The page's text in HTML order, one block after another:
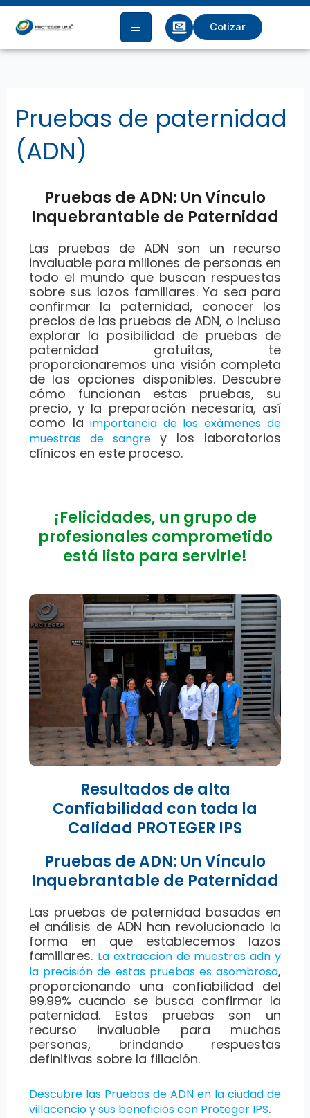
Ir
contenido
Cotizar
Pruebas de paternidad
(ADN)
Pruebas de ADN: Un Vínculo
Inquebrantable de Paternidad
Las pruebas de ADN son un recurso
invaluable para millones de personas en
todo el mundo que buscan respuestas
sobre sus lazos familiares. Ya sea para
confirmar la paternidad, conocer los
precios de las pruebas de ADN, o incluso
explorar la posibilidad de pruebas de
paternidad gratuitas, te
proporcionaremos una visión completa
de las opciones disponibles. Descubre
cómo funcionan estas pruebas, su
precio, y la preparación necesaria, así
como la importancia de los exámenes de
muestras de sangrey los laboratorios
clínicos en este proceso.
¡Felicidades, un grupo de
profesionales comprometido
está listo para servirle!
Resultados de alta
Confiabilidad con toda la
Calidad PROTEGER IPS
Pruebas de ADN: Un Vínculo
Inquebrantable de Paternidad
Las pruebas de paternidad basadas en
el análisis de ADN han revolucionado la
forma en que establecemos lazos
familiares. La extraccion de muestras adn y
la precisión de estas pruebas es asombrosa,
proporcionando una confiabilidad del
99.99% cuando se busca confirmar la
paternidad. Estas pruebas son un
recurso invaluable para muchas
personas, brindando respuestas
definitivas sobre la filiación.
Descubre las Pruebas de ADN en la ciudad de
villacencio y sus beneficios con Proteger IPS.